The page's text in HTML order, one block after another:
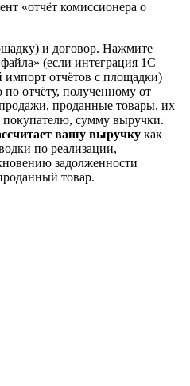
«отчёт комиссионера о
и договор. Нажмите
(если интеграция 1С
импорт отчётов с площадки)
отчёту, полученному от
проданные товары, их
покупателю, сумму выручки.
вашу выручку как
по реализации,
задолженности
товар.